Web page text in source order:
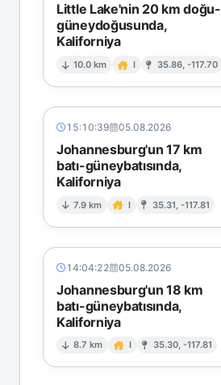
Little Lake'nin 20 km doğu-
güneydoğusunda,
Kaliforniya
10.0 km I 35.86, -117.70
15:10:39 05.08.2026
Johannesburg'un 17 km
batı-güneybatısında,
Kaliforniya
7.9 km I 35.31, -117.81
14:04:22 05.08.2026
Johannesburg'un 18 km
batı-güneybatısında,
Kaliforniya
8.7 km I 35.30, -117.81